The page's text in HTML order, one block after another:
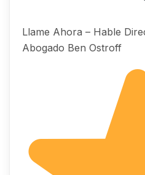
Llame Ahora – Hable
Abogado Ben Ostroff